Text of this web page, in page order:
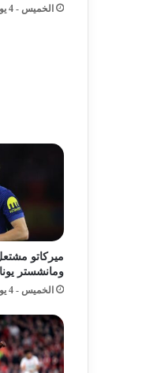
الخميس - 4 يونيو - 2026 / 9:59 صباحًا
ميركاتو
ومانشستر
الخميس - 4 يونيو - 2026 / 4:59 صباحًا